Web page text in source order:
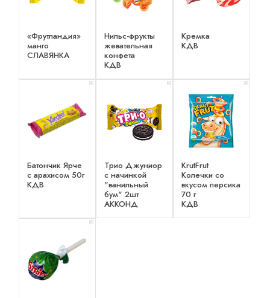
«Фрутландия»
манго
СЛАВЯНКА
Нильс-фрукты
жевательная
конфета
КДВ
Кремка
КДВ
x 1
Батончик Ярче
с арахисом 50г
КДВ
x 2
Трио Джуниор
с начинкой
"ванильный
бум" 2шт
АККОНД
x 1
KrutFrut
Колечки со
вкусом персика
70 г
КДВ
x 1